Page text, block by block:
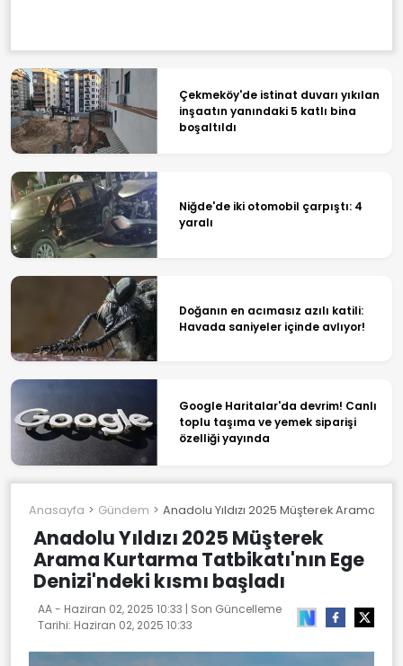
Çekmeköy'de istinat duvarı yıkılan
inşaatın yanındaki 5 katlı bina
boşaltıldı
Niğde'de iki otomobil çarpıştı: 4
yaralı
Doğanın en acımasız azılı katili:
Havada saniyeler içinde avlıyor!
Google Haritalar'da devrim! Canlı
toplu taşıma ve yemek siparişi
özelliği yayında
Anasayfa Gündem Anadolu Yıldızı 2025 Müşterek Arama
Anadolu Yıldızı 2025 Müşterek
Arama Kurtarma Tatbikatı'nın Ege
Denizi'ndeki kısmı başladı
AA - Haziran 02, 2025 10:33 | Son Güncelleme
Tarihi: Haziran 02, 2025 10:33